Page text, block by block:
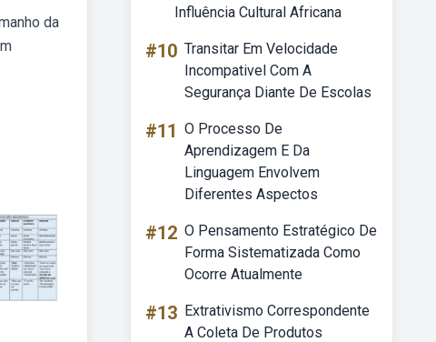
da
Influência Cultural Africana
#10 Transitar Em Velocidade
Incompativel Com A
Segurança Diante De Escolas
#11 O Processo De
Aprendizagem E Da
Linguagem Envolvem
Diferentes Aspectos
#12 O Pensamento Estratégico De
Forma Sistematizada Como
Ocorre Atualmente
#13 Extrativismo Correspondente
A Coleta De Produtos